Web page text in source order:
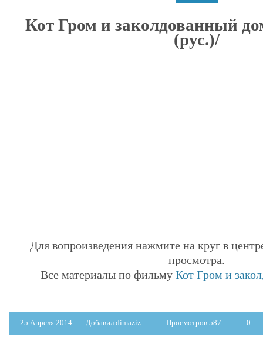
Кот Гром и заколдованный
(рус.)/
Для вопроизведения нажмите на круг в
просмотра.
Все материалы по фильму Кот Гром и
25 Апреля 2014 Добавил dimaziz Просмотров 587 0